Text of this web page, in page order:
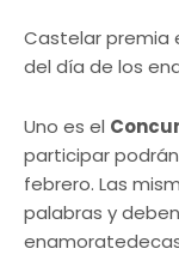
Castelar premia
del día de los
Uno es el
participar
febrero. Las
palabras y